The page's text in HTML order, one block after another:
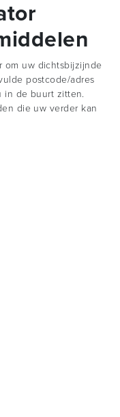
om uw dichtsbijzijnde
postcode/adres
in de buurt zitten.
die uw verder kan